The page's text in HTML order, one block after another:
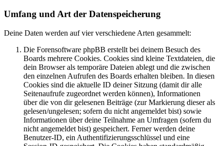
Umfang und Art der Datenspeicherung
Deine Daten werden auf vier verschiedene Arten gesammelt:
Die Forensoftware phpBB erstellt bei deinem Besuch des
Boards mehrere Cookies. Cookies sind kleine Textdateien, die
dein Browser als temporäre Dateien ablegt und die zwischen
den einzelnen Aufrufen des Boards erhalten bleiben. In diesen
Cookies sind die aktuelle ID deiner Sitzung (damit dir alle
Seitenaufrufe zugeordnet werden können), Informationen
über die von dir gelesenen Beiträge (zur Markierung dieser als
gelesen/ungelesen; sofern du nicht angemeldet bist) sowie
Informationen über deine Teilnahme an Umfragen (sofern du
nicht angemeldet bist) gespeichert. Ferner werden deine
Benutzer-ID, ein Authentifizierungsschlüssel und eine